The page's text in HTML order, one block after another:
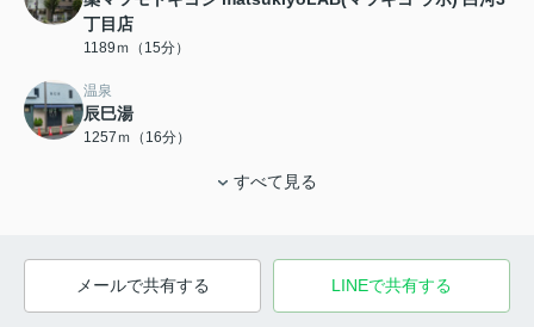
丁目店
1189ｍ（15分）
温泉
辰巳湯
1257ｍ（16分）
すべて見る
メールで共有する LINEで共有する